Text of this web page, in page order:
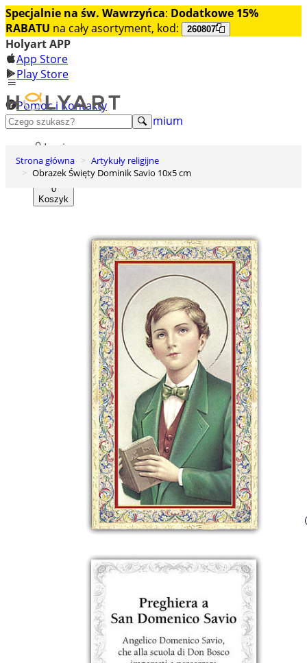
Specjalnie na św. Wawrzyńca: Dodatkowe 15%
RABATU na cały asortyment, kod: 260807
Holyart APP
App Store
Play Store
Pomoc i Kontakty
+48 222 922 860
Odkryj premium
Login
Lista życzeń
0
Koszyk
Strona główna
Artykuły religijne
Obrazek Święty Dominik Savio 10x5 cm